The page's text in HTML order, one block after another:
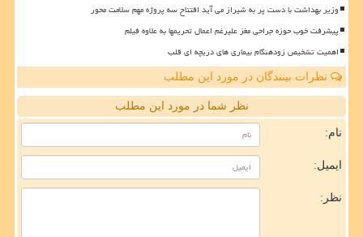
وزیر بهداشت با دست پر به شیراز می آید افتتاح سه پروژه مهم سلامت محور
پیشرفت خوب حوزه جراحی مغز علیرغم اعمال تحریمها به علاوه فیلم
اهمیت تشخیص زودهنگام بیماری های دریچه ای قلب
نظرات بینندگان در مورد این مطلب
نظر شما در مورد این مطلب
نام:
ایمیل:
نظر: